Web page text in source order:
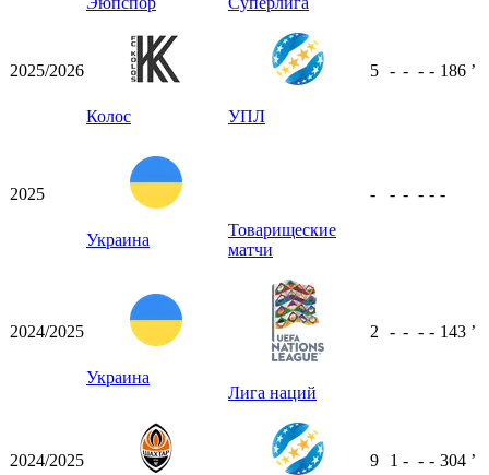
2025/2026
Колос УПЛ
5 - - - - 186 ʼ
2025
Украина
Товарищеские
матчи
- - - - - -
2024/2025
Украина
Лига наций
2 - - - - 143 ʼ
2024/2025 9 1 - - - 304 ʼ